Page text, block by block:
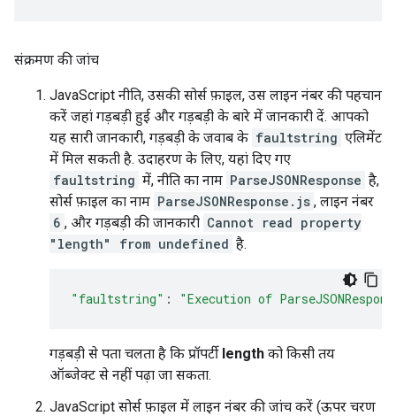
संक्रमण की जांच
JavaScript नीति, उसकी सोर्स फ़ाइल, उस लाइन नंबर की पहचान
करें जहां गड़बड़ी हुई और गड़बड़ी के बारे में जानकारी दें. आपको
यह सारी जानकारी, गड़बड़ी के जवाब के faultstring एलिमेंट
में मिल सकती है. उदाहरण के लिए, यहां दिए गए
faultstring में, नीति का नाम ParseJSONResponse है,
सोर्स फ़ाइल का नाम ParseJSONResponse.js , लाइन नंबर
6 , और गड़बड़ी की जानकारी Cannot read property
"length" from undefined है.
"faultstring" : "Execution of
गड़बड़ी से पता चलता है कि प्रॉपर्टी length को किसी तय
ऑब्जेक्ट से नहीं पढ़ा जा सकता.
JavaScript सोर्स फ़ाइल में लाइन नंबर की जांच करें (ऊपर चरण